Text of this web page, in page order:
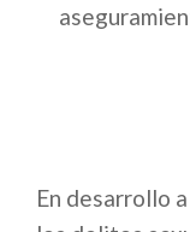
En desarrollo